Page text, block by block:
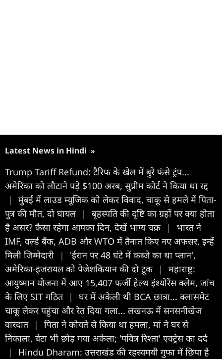
Latest News in Hindi »
Trump Tariff Refund: टैरिफ के खेल में बुरे फंसे ट्रंप...
अमेरिका को लौटाने पड़े $100 अरब, सुप्रीम कोर्ट ने किया था रद्द
|
मुंबई में लाउड म्यूजिक को लेकर विवाद, चाकू से हमले में पिता-
पुत्र की मौत, दो घायल |
बृहस्पति की दृष्टि का ग्रहों पर क्या होता
है असर? कैसा रहेगा आपका द‍िन, देखें भाग्य चक्र
|
भारत ने
IMF, वर्ल्ड बैंक, ADB और WTO में तैनात किए नए अफसर, इन्हें
मिली जिम्मेदारी
|
'ईरान पर 48 घंटे में कब्जे का था प्लान',
अमेरिका-इजरायल को पेजेशकियान की दो टूक
|
महाराष्ट्र:
आयुष्मान योजना में आए 15,407 फर्जी हेल्थ इंश्योरेंस क्लेम, जांच
के लिए SIT गठित |
घर में अकेली थी BCA छात्रा... क्लासमेट
चाकू लेकर पहुंचा और रेत दिया गला... लखनऊ में सनसनीखेज
वारदात |
पिता ने कोयते से किया था हमला, मां ने घर से
निकाला, बेटा भी छोड़ गया अकेला; 'पवित्र रिश्ता' एक्ट्रेस का दर्द
|
Hindu Dharam: उत्तराखंड की रहस्यमयी गुफा में छिपा है